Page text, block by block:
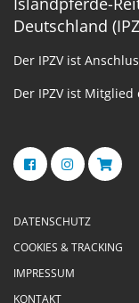
Deutschland
Der IPZV ist
Der IPZV ist Mitglied
DATENSCHUTZ
COOKIES & TRACKING
IMPRESSUM
KONTAKT